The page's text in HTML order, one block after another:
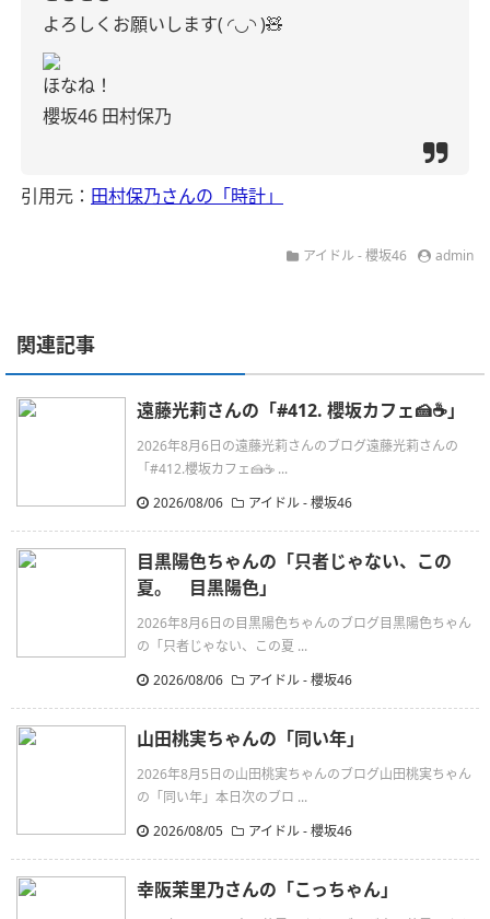
よろしくお願いします( ◜◡◝ )🧸
ほなね！
櫻坂46 田村保乃
引用元： 田村保乃さんの「時計」
アイドル - 櫻坂46 admin
関連記事
遠藤光莉さんの「#412. 櫻坂カフェ🍰☕️」
2026年8月6日の遠藤光莉さんのブログ遠藤光莉さんの
「#412.櫻坂カフェ🍰☕ ...
2026/08/06
アイドル - 櫻坂46
目黒陽色ちゃんの「只者じゃない、この
夏。 目黒陽色」
2026年8月6日の目黒陽色ちゃんのブログ目黒陽色ちゃん
の「只者じゃない、この夏 ...
2026/08/06
アイドル - 櫻坂46
山田桃実ちゃんの「同い年」
2026年8月5日の山田桃実ちゃんのブログ山田桃実ちゃん
の「同い年」本日次のブロ ...
2026/08/05
アイドル - 櫻坂46
幸阪茉里乃さんの「こっちゃん」